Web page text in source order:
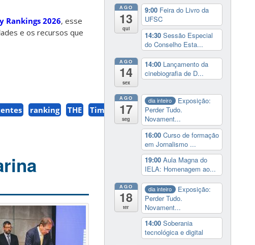
Rankings 2026, esse
e os recursos que
ranking THE
Times
AGO
13
qui
9:00 Feira do Livro da
UFSC
14:30 Sessão Especial
do Conselho Esta...
AGO
14
sex
14:00 Lançamento da
cinebiografia de D...
AGO
17
seg
dia inteiro
Exposição:
Perder Tudo.
Novament...
16:00 Curso de formação
em Jornalismo ...
19:00 Aula Magna do
IELA: Homenagem ao...
AGO
18
ter
dia inteiro
Exposição:
Perder Tudo.
Novament...
14:00 Soberania
tecnológica e digital